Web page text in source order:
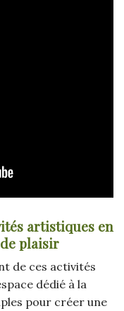
artistiques en
plaisir
de ces activités
dédié à la
pour créer une